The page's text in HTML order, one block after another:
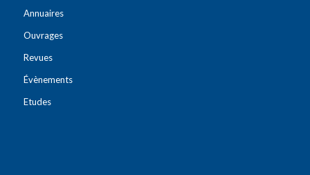
Annuaires
Ouvrages
Revues
Évènements
Etudes